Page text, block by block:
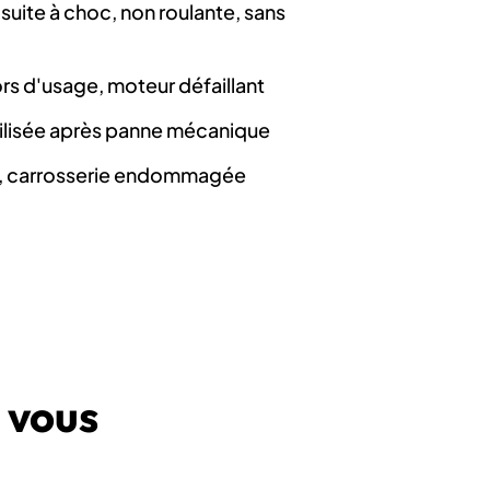
à choc, non roulante, sans
d'usage, moteur défaillant
après panne mécanique
carrosserie endommagée